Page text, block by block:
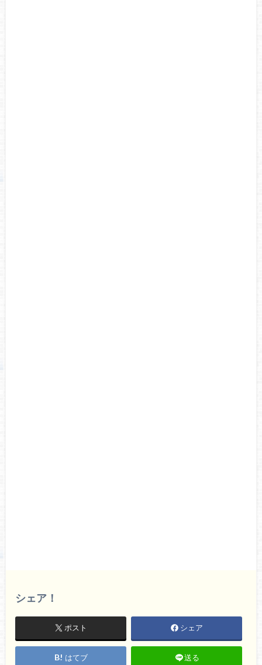
シェア！
ポスト シェア
はてブ 送る